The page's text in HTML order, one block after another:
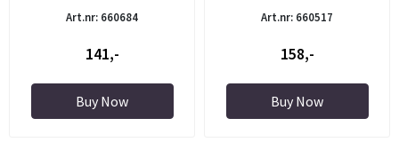
Art.nr: 660684
141,-
Buy Now
Art.nr: 660517
158,-
Buy Now